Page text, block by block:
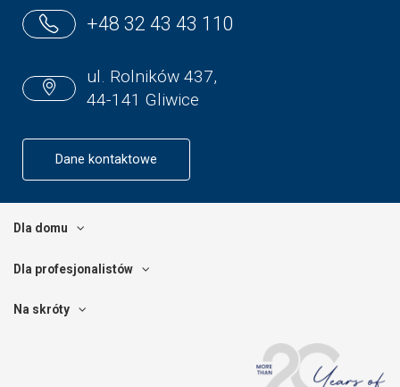
+48 32 43 43 110
ul. Rolników 437,
44-141 Gliwice
Dane kontaktowe
Dla domu
Dla profesjonalistów
Na skróty